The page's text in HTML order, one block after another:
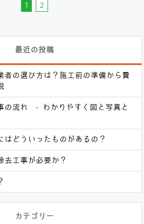
1 2
最近の投稿
者の選び方は？施工前の準備から費
の流れ - わかりやすく図と写真と
はどういったものがあるの？
去工事が必要か？
カテゴリー